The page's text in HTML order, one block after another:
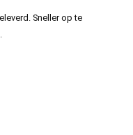
Sneller op te